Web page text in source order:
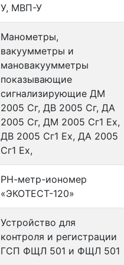
У, МВП-У
Манометры,
вакуумметры и
мановакуумметры
показывающие
сигнализирующие ДМ
2005 Сг, ДВ 2005 Сг, ДА
2005 Сг, ДМ 2005 Сг1 Ех,
ДВ 2005 Сг1 Ех, ДА 2005
Сг1 Ех,
РН-метр-иономер
«ЭКОТЕСТ-120»
Устройство для
контроля и регистрации
ГСП ФЩЛ 501 и ФЩЛ 501